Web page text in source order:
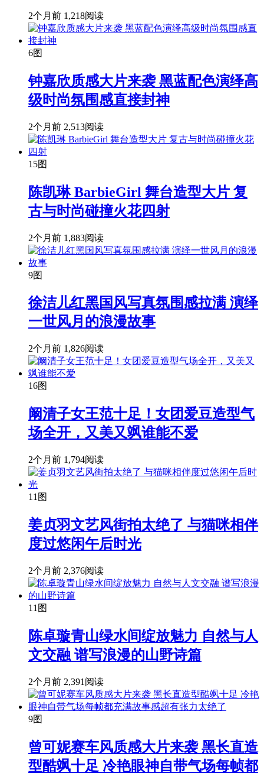
2个月前 1,218阅读
6图
钟嘉欣质感大片来袭 黑蓝配色演绎高
级时尚氛围感直接封神
2个月前 2,513阅读
15图
陈凯琳 BarbieGirl 舞台造型大片 复
古与时尚碰撞火花四射
2个月前 1,883阅读
9图
徐洁儿红黑国风写真氛围感拉满 演绎
一世风月的浪漫故事
2个月前 1,826阅读
16图
阚清子女王范十足！女团爱豆造型气
场全开，又美又飒谁能不爱
2个月前 1,794阅读
11图
姜贞羽文艺风街拍太绝了 与猫咪相伴
度过悠闲午后时光
2个月前 2,376阅读
11图
陈卓璇青山绿水间绽放魅力 自然与人
文交融 谱写浪漫的山野诗篇
2个月前 2,391阅读
9图
曾可妮赛车风质感大片来袭 黑长直造
型酷飒十足 冷艳眼神自带气场每帧都